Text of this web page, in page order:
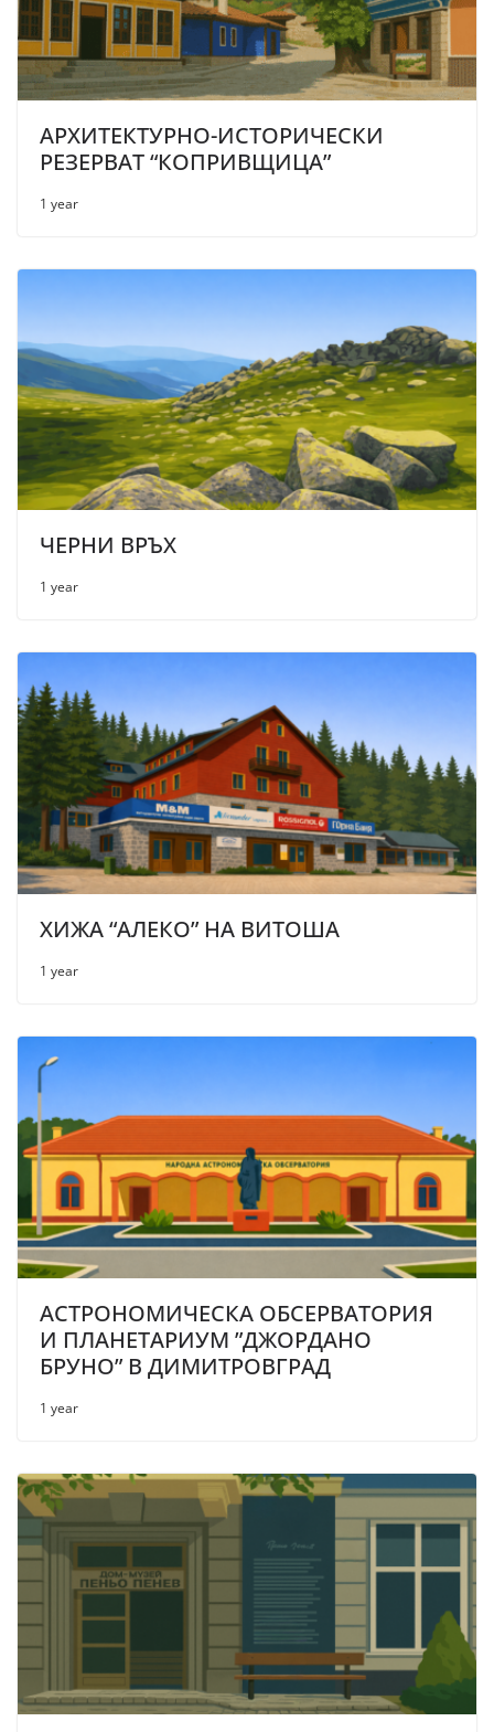
АРХИТЕКТУРНО-ИСТОРИЧЕСКИ
РЕЗЕРВАТ “КОПРИВЩИЦА”
1 year
ЧЕРНИ ВРЪХ
1 year
ХИЖА “АЛЕКО” НА ВИТОША
1 year
АСТРОНОМИЧЕСКА ОБСЕРВАТОРИЯ
И ПЛАНЕТАРИУМ ”ДЖОРДАНО
БРУНО” В ДИМИТРОВГРАД
1 year